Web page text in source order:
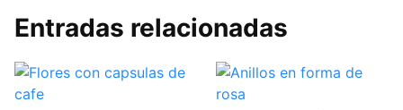
Entradas relacionadas